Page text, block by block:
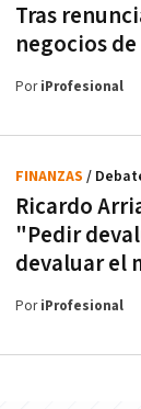
Tras
negocios
PoriProfesional
Ricardo
"Pedir
devaluar el
FINANZAS /
PoriProfesional